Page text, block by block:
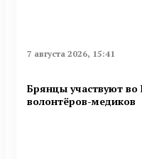
7 августа 2026, 15:41
Брянцы участвуют
волонтёров-медиков